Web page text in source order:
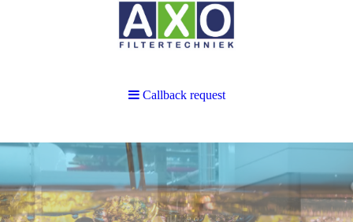
Callback request